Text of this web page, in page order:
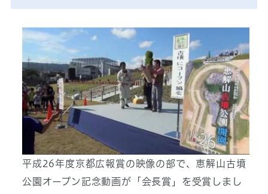
平成26年度京都広報賞の映像の部で、恵解山古墳
公園オープン記念動画が「会長賞」を受賞しまし